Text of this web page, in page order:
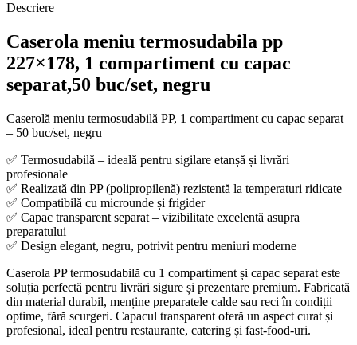
Descriere
Caserola meniu termosudabila pp
227×178, 1 compartiment cu capac
separat,50 buc/set, negru
Caserolă meniu termosudabilă PP, 1 compartiment cu capac separat
– 50 buc/set, negru
✅ Termosudabilă – ideală pentru sigilare etanșă și livrări
profesionale
✅ Realizată din PP (polipropilenă) rezistentă la temperaturi ridicate
✅ Compatibilă cu microunde și frigider
✅ Capac transparent separat – vizibilitate excelentă asupra
preparatului
✅ Design elegant, negru, potrivit pentru meniuri moderne
Caserola PP termosudabilă cu 1 compartiment și capac separat este
soluția perfectă pentru livrări sigure și prezentare premium. Fabricată
din material durabil, menține preparatele calde sau reci în condiții
optime, fără scurgeri. Capacul transparent oferă un aspect curat și
profesional, ideal pentru restaurante, catering și fast-food-uri.